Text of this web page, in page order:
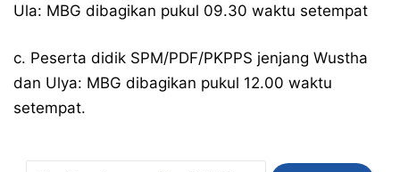
Ula: MBG dibagikan pukul 09.30 waktu setempat
c. Peserta didik SPM/PDF/PKPPS jenjang Wustha
dan Ulya: MBG dibagikan pukul 12.00 waktu
setempat.